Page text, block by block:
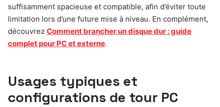
suffisamment spacieuse et compatible, afin d’éviter toute
limitation lors d’une future mise à niveau. En complément,
découvrez Comment brancher un disque dur : guide
complet pour PC et externe.
Usages typiques et
configurations de tour PC